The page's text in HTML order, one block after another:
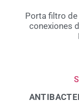
Porta filtro de
conexiones